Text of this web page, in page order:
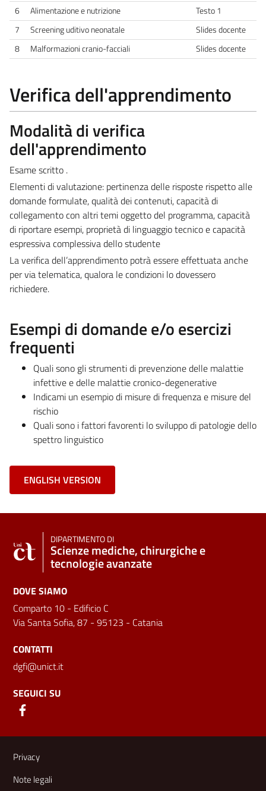
6 Alimentazione e nutrizione
Testo 1
7
Screening uditivo neonatale
Slides docente
8
Malformazioni cranio-facciali Slides docente
Verifica dell'apprendimento
Modalità di verifica
dell'apprendimento
Esame scritto .
Elementi di valutazione: pertinenza delle risposte rispetto alle
domande formulate, qualità dei contenuti, capacità di
collegamento con altri temi oggetto del programma, capacità
di riportare esempi, proprietà di linguaggio tecnico e capacità
espressiva complessiva dello studente
La verifica dell’apprendimento potrà essere effettuata anche
per via telematica, qualora le condizioni lo dovessero
richiedere.
Esempi di domande e/o esercizi
frequenti
Quali sono gli strumenti di prevenzione delle malattie
infettive e delle malattie cronico-degenerative
Indicami un esempio di misure di frequenza e misure del
rischio
Quali sono i fattori favorenti lo sviluppo di patologie dello
spettro linguistico
ENGLISH VERSION
DIPARTIMENTO DI
Scienze mediche, chirurgiche e
tecnologie avanzate
DOVE SIAMO
Comparto 10 - Edificio C
Via Santa Sofia, 87 - 95123 - Catania
CONTATTI
dgfi@unict.it
SEGUICI SU
Link e informazioni utili
Privacy
Note legali